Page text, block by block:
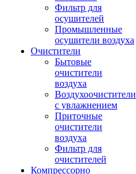
Фильтр для
осушителей
Промышленные
осушители воздуха
Очистители
Бытовые
очистители
воздуха
Воздухоочистители
с увлажнением
Приточные
очистители
воздуха
Фильтр для
очистителей
Компрессорно